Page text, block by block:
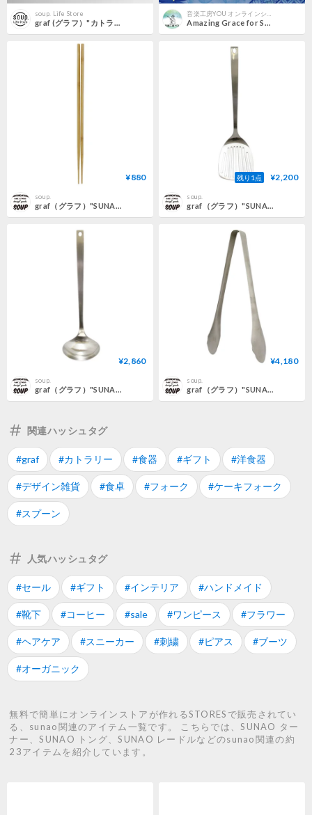
soup. Life Store
graf (グラフ）"カトラリー / SUNAO (スナオ)" Amazing Grace for STS-114 Sunao
¥880
soup.
graf（グラフ）"SUNAO キッチンツール 菜箸"
残り1点 ¥2,200
soup.
graf（グラフ）"SUNAO キッチンツール ターナー"
¥2,860
soup.
¥4,180
soup.
関連ハッシュタグ
#graf #カトラリー #食器 #ギフト #洋食器
#デザイン雑貨 #食卓 #フォーク #ケーキフォーク
#スプーン
人気ハッシュタグ
#セール #ギフト #インテリア #ハンドメイド
#靴下 #コーヒー #sale #ワンピース #フラワー
#ヘアケア #スニーカー #刺繍 #ピアス #ブーツ
#オーガニック
無料で簡単にオンラインストアが作れるSTORESで販売されてい
る、sunao関連のアイテム一覧です。 こちらでは、SUNAO ター
ナー、SUNAO トング、SUNAO レードルなどのsunao関連の約
23アイテムを紹介しています。